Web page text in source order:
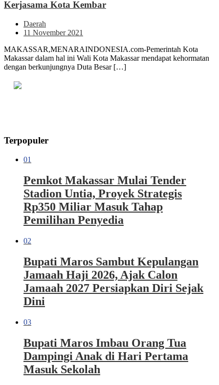
Kerjasama Kota Kembar
Daerah
11 November 2021
MAKASSAR,MENARAINDONESIA.com-Pemerintah Kota
Makassar dalam hal ini Wali Kota Makassar mendapat kehormatan
dengan berkunjungnya Duta Besar […]
Terpopuler
01
Pemkot Makassar Mulai Tender
Stadion Untia, Proyek Strategis
Rp350 Miliar Masuk Tahap
Pemilihan Penyedia
02
Bupati Maros Sambut Kepulangan
Jamaah Haji 2026, Ajak Calon
Jamaah 2027 Persiapkan Diri Sejak
Dini
03
Bupati Maros Imbau Orang Tua
Dampingi Anak di Hari Pertama
Masuk Sekolah